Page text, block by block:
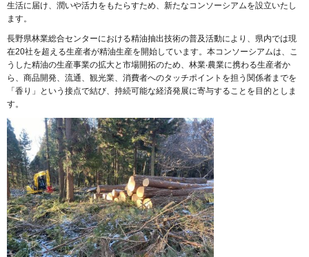
⽣活に届け、潤いや活⼒をもたらすため、新たなコンソーシアムを設立いたし
ます。
⻑野県林業総合センターにおける精油抽出技術の普及活動により、県内では現
在20社を超える⽣産者が精油⽣産を開始しています。本コンソーシアムは、こ
うした精油の⽣産事業の拡⼤と市場開拓のため、林業‧農業に携わる⽣産者か
ら、商品開発、流通、観光業、消費者へのタッチポイントを担う関係者までを
「⾹り」という接点で結び、持続可能な経済発展に寄与することを⽬的としま
す。